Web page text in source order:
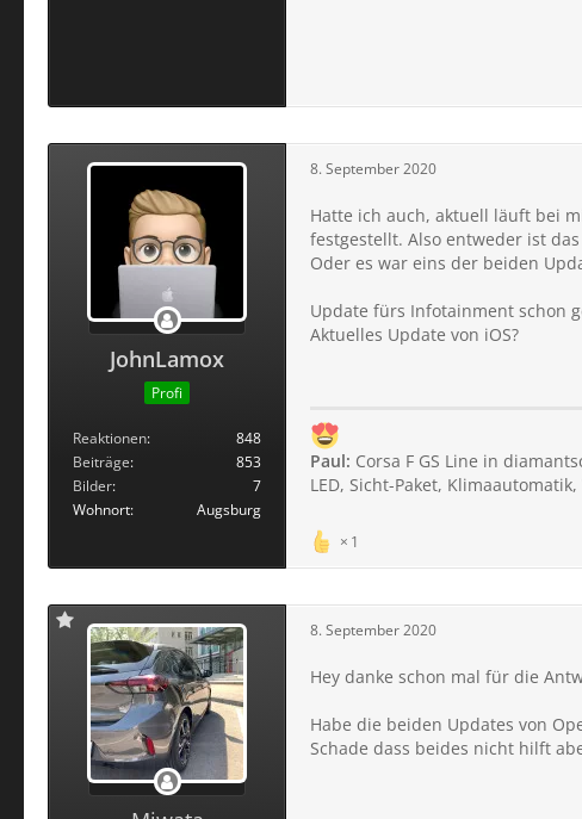
JohnLamox
Profi
Reaktionen
848
Beiträge
853
Bilder
7
Wohnort
Augsburg
8. September 2020
Hatte ich auch, aktuell läuft bei
festgestellt. Also entweder ist
Oder es war eins der beiden
Update fürs Infotainment schon
Aktuelles Update von iOS?
Paul: Corsa F GS Line in
LED, Sicht-Paket,
1
8. September 2020
Hey danke schon mal für die
Habe die beiden Updates von
Schade dass beides nicht hilft